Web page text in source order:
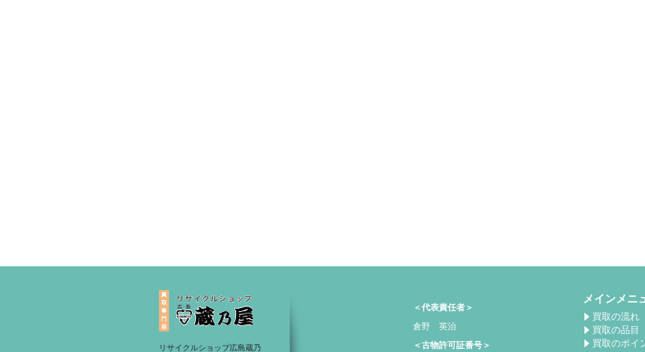
リサイクルショップ広島蔵乃
＜代表責任者＞
倉野 英治
＜古物許可証番号＞
メインメニ
買取の流れ
買取の品目
買取のポイ